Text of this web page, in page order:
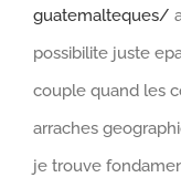
guatemalteques/
possibilite juste
couple quand les
arraches
je trouve